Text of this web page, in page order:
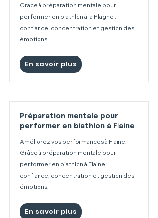
Grâce à préparation mentale pour
performer en biathlon à la Plagne :
confiance, concentration et gestion des
émotions.
En savoir plus
Préparation mentale pour
performer en biathlon à Flaine
Améliorez vos performances à Flaine.
Grâce à préparation mentale pour
performer en biathlon à Flaine :
confiance, concentration et gestion des
émotions.
En savoir plus